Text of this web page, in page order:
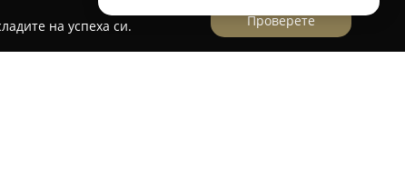
на успеха си.
Проверете